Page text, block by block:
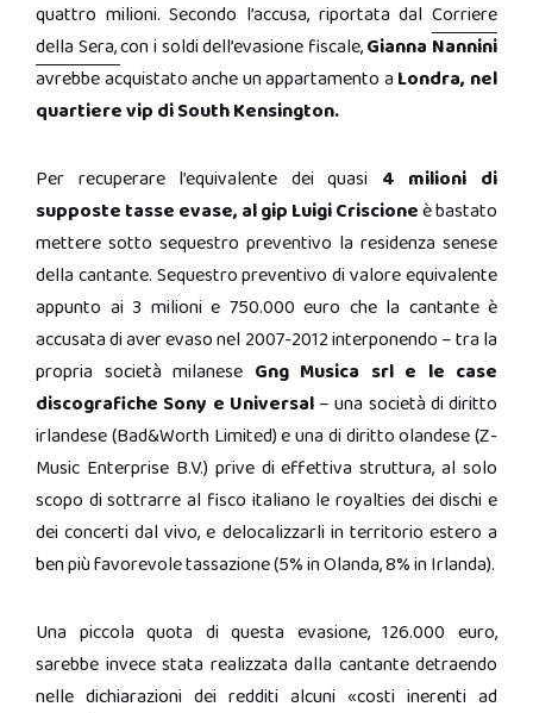
quattro milioni. Secondo l’accusa, riportata dal Corriere
della Sera,con i soldi dell’evasione fiscale,Gianna Nannini
avrebbe acquistato anche un appartamento a Londra, nel
quartiere vip di South Kensington.
Per recuperare l’equivalente dei quasi 4 milioni di
supposte tasse evase, al gip Luigi Criscioneè bastato
mettere sotto sequestro preventivo la residenza senese
della cantante. Sequestro preventivo di valore equivalente
appunto ai 3 milioni e 750.000 euro che la cantante è
accusata di aver evaso nel 2007-2012 interponendo – tra la
propria società milanese Gng Musica srl e le case
discografiche Sony e Universal– una società di diritto
irlandese (Bad&Worth Limited) e una di diritto olandese (Z-
Music Enterprise B.V.) prive di effettiva struttura, al solo
scopo di sottrarre al fisco italiano le royalties dei dischi e
dei concerti dal vivo, e delocalizzarli in territorio estero a
ben più favorevole tassazione (5% in Olanda, 8% in Irlanda).
Una piccola quota di questa evasione, 126.000 euro,
sarebbe invece stata realizzata dalla cantante detraendo
nelle dichiarazioni dei redditi alcuni «costi inerenti ad